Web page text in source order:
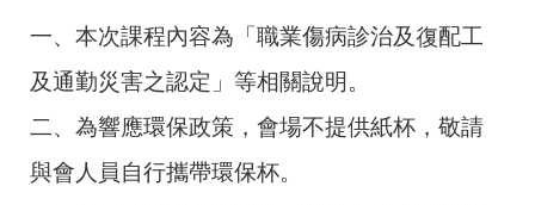
一、本次課程內容為「職業傷病診治及復配工
及通勤災害之認定」等相關說明。
二、為響應環保政策，會場不提供紙杯，敬請
與會人員自行攜帶環保杯。